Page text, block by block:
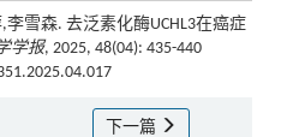
雪森. 去泛素化酶UCHL3在癌症
学报, 2025, 48(04): 435-440
下一篇